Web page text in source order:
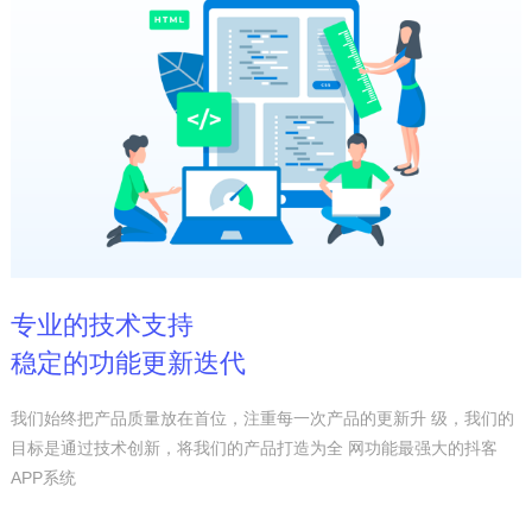
专业的技术支持
稳定的功能更新迭代
我们始终把产品质量放在首位，注重每一次产品的更新升 级，我们的
目标是通过技术创新，将我们的产品打造为全 网功能最强大的抖客
APP系统